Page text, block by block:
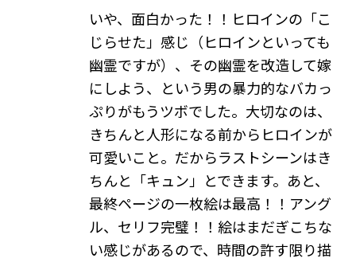
いや、面白かった！！ヒロインの「こ
じらせた」感じ（ヒロインといっても
幽霊ですが）、その幽霊を改造して嫁
にしよう、という男の暴力的なバカっ
ぷりがもうツボでした。大切なのは、
きちんと人形になる前からヒロインが
可愛いこと。だからラストシーンはき
ちんと「キュン」とできます。あと、
最終ページの一枚絵は最高！！アング
ル、セリフ完璧！！絵はまだぎこちな
い感じがあるので、時間の許す限り描